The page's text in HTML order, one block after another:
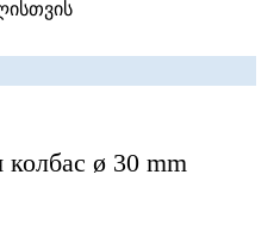
ø 30 mm